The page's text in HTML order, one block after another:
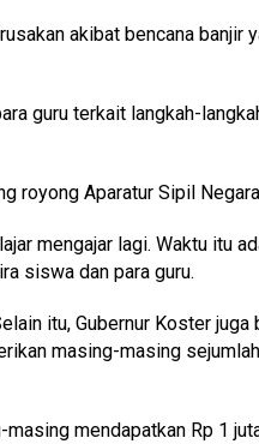
akibat bencana banjir
guru terkait langkah-
royong Aparatur Sipil
mengajar lagi. Waktu itu
siswa dan para guru.
itu, Gubernur Koster
masing-masing
mendapatkan Rp 1